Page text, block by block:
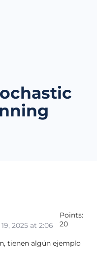
2025 at 2:06
Points:
20
tienen algún ejemplo